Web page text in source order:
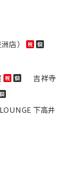
店）
祝 個
祝 個
吉祥寺
下高井